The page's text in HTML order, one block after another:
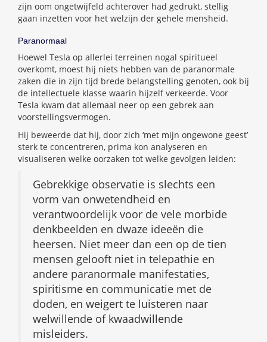
zijn oom ongetwijfeld achterover had gedrukt, stellig
gaan inzetten voor het welzijn der gehele mensheid.
Paranormaal
Hoewel Tesla op allerlei terreinen nogal spiritueel
overkomt, moest hij niets hebben van de paranormale
zaken die in zijn tijd brede belangstelling genoten, ook bij
de intellectuele klasse waarin hijzelf verkeerde. Voor
Tesla kwam dat allemaal neer op een gebrek aan
voorstellingsvermogen.
Hij beweerde dat hij, door zich ‘met mijn ongewone geest’
sterk te concentreren, prima kon analyseren en
visualiseren welke oorzaken tot welke gevolgen leiden:
Gebrekkige observatie is slechts een
vorm van onwetendheid en
verantwoordelijk voor de vele morbide
denkbeelden en dwaze ideeën die
heersen. Niet meer dan een op de tien
mensen gelooft niet in telepathie en
andere paranormale manifestaties,
spiritisme en communicatie met de
doden, en weigert te luisteren naar
welwillende of kwaadwillende
misleiders.